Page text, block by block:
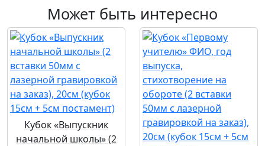
Может быть интересно
Кубок «Выпускник
начальной школы» (2